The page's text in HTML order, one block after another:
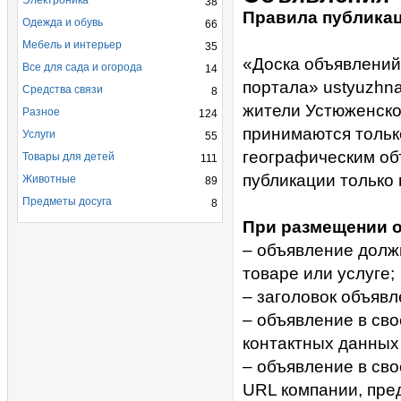
Правила
«Доска
портала»
жители
принимаются
географическим
публикации
При размещении
– объявление
товаре или услуге;
– заголовок
– объявление в
контактных
– объявление в
URL компании,
66
Одежда и обувь
35
Мебель и интерьер
14
Все для сада и огорода
8
Средства связи
124
Разное
55
Услуги
111
Товары для детей
89
Животные
8
Предметы досуга